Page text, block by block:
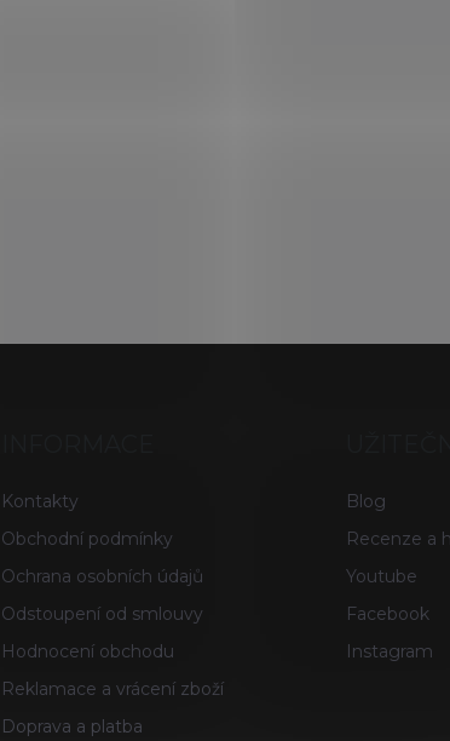
Kontakty
Obchodní podmínky
Ochrana osobních údajů
Odstoupení od smlouvy
Hodnocení obchodu
Reklamace a vrácení zboží
Doprava a platba
Blog
Recenze a
Youtube
Facebook
Instagram